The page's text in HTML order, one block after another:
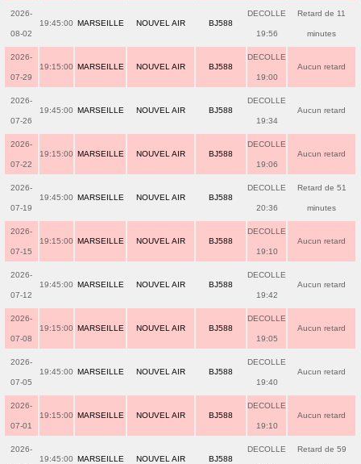
2026-
08-02
19:45:00 MARSEILLE NOUVEL AIR BJ588
DECOLLE
19:56
Retard de 11
minutes
2026-
07-29
19:15:00 MARSEILLE NOUVEL AIR BJ588
DECOLLE
19:00
Aucun retard
2026-
07-26
19:45:00 MARSEILLE NOUVEL AIR BJ588
DECOLLE
19:34
Aucun retard
2026-
07-22
19:15:00 MARSEILLE NOUVEL AIR BJ588
DECOLLE
19:06
Aucun retard
2026-
07-19
19:45:00 MARSEILLE NOUVEL AIR BJ588
DECOLLE
20:36
Retard de 51
minutes
2026-
07-15
19:15:00 MARSEILLE NOUVEL AIR BJ588
DECOLLE
19:10
Aucun retard
2026-
07-12
19:45:00 MARSEILLE NOUVEL AIR BJ588
DECOLLE
19:42
Aucun retard
2026-
07-08
19:15:00 MARSEILLE NOUVEL AIR BJ588
DECOLLE
19:05
Aucun retard
2026-
07-05
19:45:00 MARSEILLE NOUVEL AIR BJ588
DECOLLE
19:40
Aucun retard
2026-
07-01
19:15:00 MARSEILLE NOUVEL AIR BJ588
DECOLLE
19:10
Aucun retard
2026-
19:45:00 MARSEILLE NOUVEL AIR BJ588
DECOLLE Retard de 59